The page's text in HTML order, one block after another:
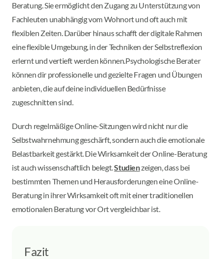
Beratung. Sie ermöglicht den Zugang zu Unterstützung von
Fachleuten unabhängig vom Wohnort und oft auch mit
flexiblen Zeiten. Darüber hinaus schafft der digitale Rahmen
eine flexible Umgebung, in der Techniken der Selbstreflexion
erlernt und vertieft werden können.Psychologische Berater
können dir professionelle und gezielte Fragen und Übungen
anbieten, die auf deine individuellen Bedürfnisse
zugeschnitten sind.
Durch regelmäßige Online-Sitzungen wird nicht nur die
Selbstwahrnehmung geschärft, sondern auch die emotionale
Belastbarkeit gestärkt. Die Wirksamkeit der Online-Beratung
ist auch wissenschaftlich belegt.Studienzeigen, dass bei
bestimmten Themen und Herausforderungen eine Online-
Beratung in ihrer Wirksamkeit oft mit einer traditionellen
emotionalen Beratung vor Ort vergleichbar ist.
Fazit